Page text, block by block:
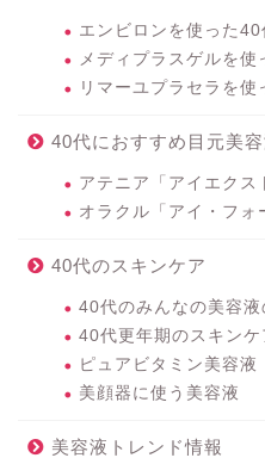
エンビロンを使った40
メディプラスゲルを使
リマーユプラセラを使
40代におすすめ目元美容
アテニア「アイエクス
オラクル「アイ・フォ
40代のスキンケア
40代のみんなの美容液
40代更年期のスキンケ
ピュアビタミン美容液
美顔器に使う美容液
美容液トレンド情報